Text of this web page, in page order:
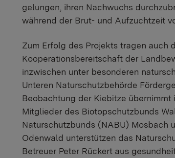
gelungen, ihren Nachwuchs
während der Brut- und Aufzuchtzeit
Zum Erfolg des Projekts tragen auch
Kooperationsbereitschaft der
inzwischen unter besonderen
Unteren Naturschutzbehörde
Beobachtung der Kiebitze übernimmt
Mitglieder des Biotopschutzbunds
Naturschutzbunds (NABU) Mosbach
Odenwald unterstützen das
Betreuer Peter Rückert aus